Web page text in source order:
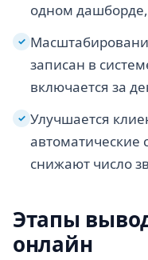
одном
✓
записан в
включается за
✓ Улучшается
автоматические
снижают число
Этапы
онлайн